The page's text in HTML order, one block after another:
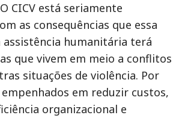
CICV está seriamente
as consequências que essa
assistência humanitária terá
que vivem em meio a conflitos
situações de violência. Por
em reduzir custos,
organizacional e